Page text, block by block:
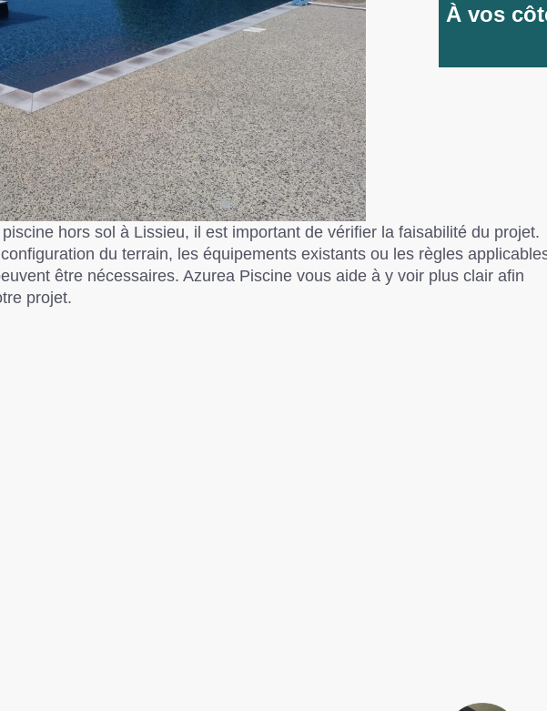
À vos
hors sol à Lissieu, il est important de vérifier la faisabilité du projet.
du terrain, les équipements existants ou les règles
être nécessaires. Azurea Piscine vous aide à y voir plus clair afin
projet.